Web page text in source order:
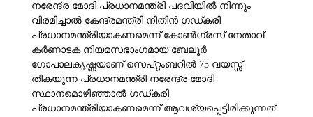
നരേന്ദ്ര മോദി പ്രധാനമന്ത്രി പദവിയിൽ നിന്നും
വിരമിച്ചാൽ കേന്ദ്രമന്ത്രി നിതിൻ ​ഗഡ്കരി
പ്രധാനമന്ത്രിയാകണമെന്ന് കോൺ​ഗ്രസ് നേതാവ്.
കർണാടക നിയമസഭാം​​ഗമായ ബേലൂർ
ഗോപാലകൃഷ്ണയാണ് സെപ്റ്റംബറിൽ 75 വയസ്സ്
തികയുന്ന പ്രധാനമന്ത്രി നരേന്ദ്ര മോദി
സ്ഥാനമൊഴിഞ്ഞാൽ ​ഗഡ്കരി
പ്രധാനമന്ത്രിയാകണമെന്ന് ആവശ്യപ്പെട്ടിരിക്കുന്നത്.